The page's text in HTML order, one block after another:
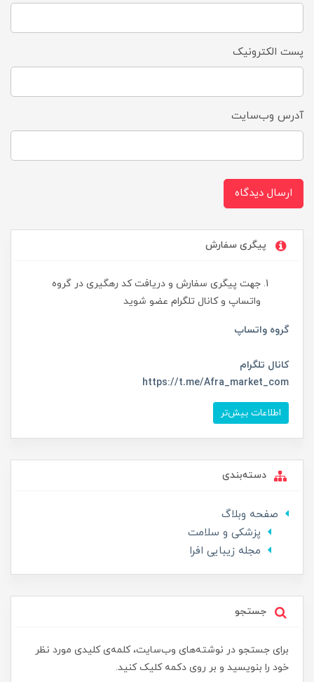
پست الکترونیک
آدرس وب‌سایت
ارسال دیدگاه
پیگری سفارش
جهت پیگری سفارش و دریافت کد رهگیری در گروه
واتساپ و کانال تلگرام عضو شوید
گروه واتساپ
کانال تلگرام
https://t.me/Afra_market_com
اطلاعات بیش‌تر
دسته‌بندی
صفحه وبلاگ
پزشکی و سلامت
مجله زیبایی افرا
جستجو
برای جستجو در نوشته‌های وب‌سایت، کلمه‌ی کلیدی مورد نظر
خود را بنویسید و بر روی دکمه کلیک کنید.